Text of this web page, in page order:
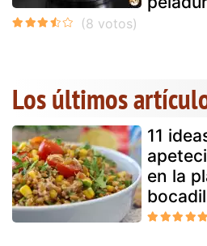
Los últimos
11
en la